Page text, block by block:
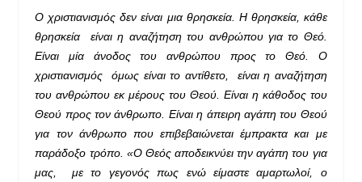
Ο χριστιανισμός δεν είναι μια θρησκεία. Η θρησκεία, κάθε
θρησκεία είναι η αναζήτηση του ανθρώπου για το Θεό.
Είναι μία άνοδος του ανθρώπου προς το Θεό. Ο
χριστιανισμός όμως είναι το αντίθετο, είναι η αναζήτηση
του ανθρώπου εκ μέρους του Θεού. Είναι η κάθοδος του
Θεού προς τον άνθρωπο. Είναι η άπειρη αγάπη του Θεού
για τον άνθρωπο που επιβεβαιώνεται έμπρακτα και με
παράδοξο τρόπο. «Ο Θεός αποδεικνύει την αγάπη του για
μας, με το γεγονός πως ενώ είμαστε αμαρτωλοί, ο